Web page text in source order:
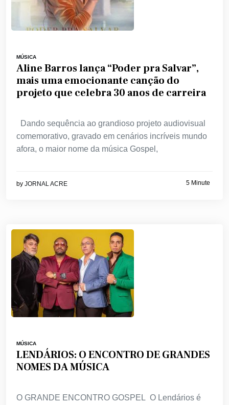
MÚSICA
Aline Barros lança “Poder pra Salvar”,
mais uma emocionante canção do
projeto que celebra 30 anos de carreira
Dando sequência ao grandioso projeto audiovisual
comemorativo, gravado em cenários incríveis mundo
afora, o maior nome da música Gospel,
by JORNAL ACRE 5 Minute
MÚSICA
LENDÁRIOS: O ENCONTRO DE GRANDES
NOMES DA MÚSICA
O GRANDE ENCONTRO GOSPEL O Lendários é